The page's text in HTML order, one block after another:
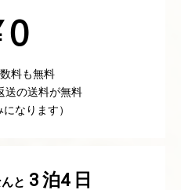
料も無料
送の送料が無料
になります）
と 3 泊4 日